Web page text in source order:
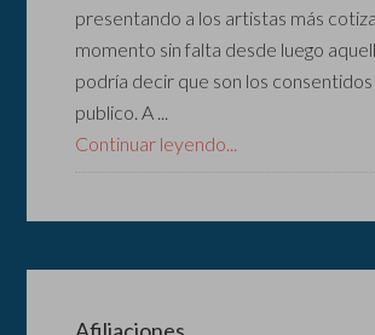
presentando a los artistas más
momento sin falta desde luego
podría decir que son los
publico. A ...
Continuar leyendo...